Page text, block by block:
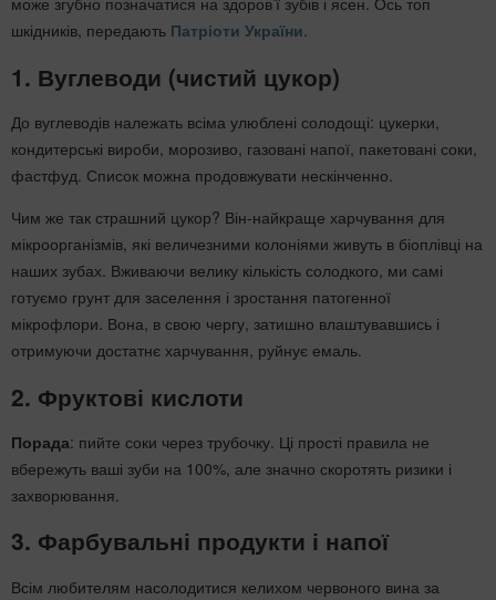
шкідників, передають Патріоти України.
1. Вуглеводи (чистий цукор)
До вуглеводів належать всіма улюблені солодощі: цукерки,
кондитерські вироби, морозиво, газовані напої, пакетовані соки,
фастфуд. Список можна продовжувати нескінченно.
Чим же так страшний цукор? Він-найкраще харчування для
мікроорганізмів, які величезними колоніями живуть в біоплівці на
наших зубах. Вживаючи велику кількість солодкого, ми самі
готуємо грунт для заселення і зростання патогенної
мікрофлори. Вона, в свою чергу, затишно влаштувавшись і
отримуючи достатнє харчування, руйнує емаль.
2. Фруктові кислоти
Порада: пийте соки через трубочку. Ці прості правила не
вбережуть ваші зуби на 100%, але значно скоротять ризики і
захворювання.
3. Фарбувальні продукти і напої
Всім любителям насолодитися келихом червоного вина за